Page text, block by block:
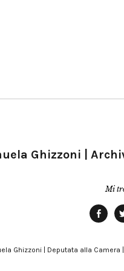
Ghizzoni |
Mi
Ghizzoni | Deputata alla Camera |